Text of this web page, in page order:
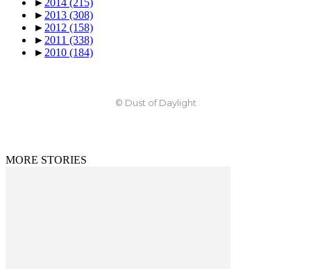
► 2013 (308)
► 2012 (158)
► 2011 (338)
► 2010 (184)
© Dust of Daylight
MORE STORIES